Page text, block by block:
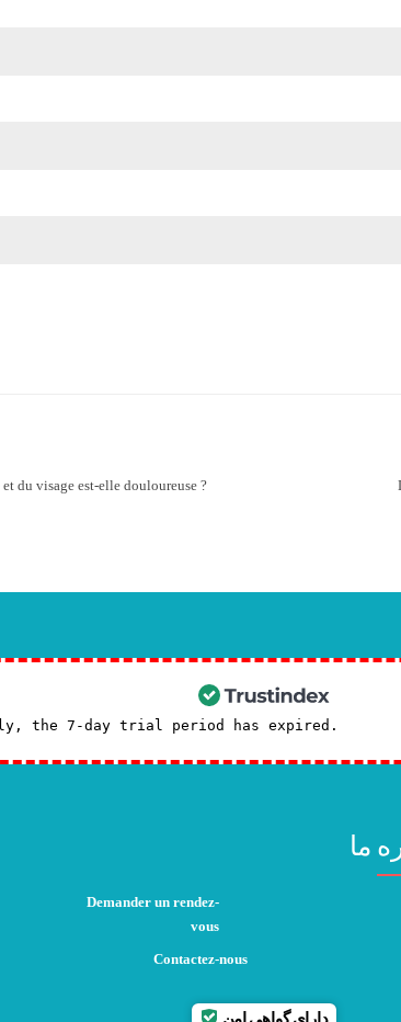
du visage est-elle douloureuse ?
the 7-day trial period has expired.
ما
Demander un rendez-
vous
Contactez-nous
دارای گواهی امن